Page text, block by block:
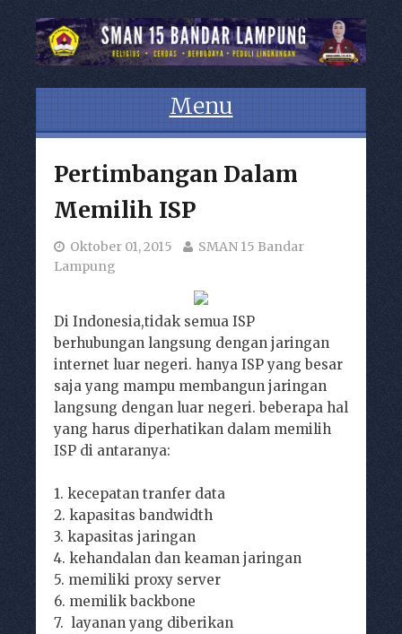
Menu
Pertimbangan Dalam
Memilih ISP
Oktober 01, 2015
SMAN 15 Bandar
Lampung
Di Indonesia,tidak semua ISP
berhubungan langsung dengan jaringan
internet luar negeri. hanya ISP yang besar
saja yang mampu membangun jaringan
langsung dengan luar negeri. beberapa hal
yang harus diperhatikan dalam memilih
ISP di antaranya:
1. kecepatan tranfer data
2. kapasitas bandwidth
3. kapasitas jaringan
4. kehandalan dan keaman jaringan
5. memiliki proxy server
6. memilik backbone
7. layanan yang diberikan